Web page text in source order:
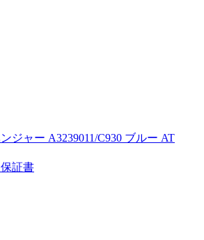
ジャー A3239011/C930 ブルー AT
証書